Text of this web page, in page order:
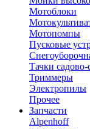
Мотоблоки
Мотопомпы
Пусковые
Тачки
Триммеры
Электропилы
Прочее
Запчасти
Alpenhoff